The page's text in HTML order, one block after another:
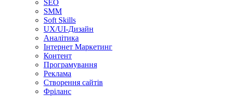
SEO
SMM
Soft Skills
UX/UI-Дизайн
Аналітика
Інтернет Маркетинг
Контент
Програмування
Реклама
Створення сайтів
Фріланс